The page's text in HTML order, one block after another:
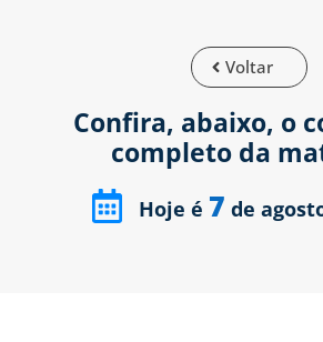
Voltar
Confira, abaixo, o
completo da
Hoje é 7 de